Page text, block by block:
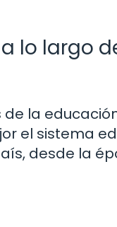
a lo largo
la
el sistema
desde la